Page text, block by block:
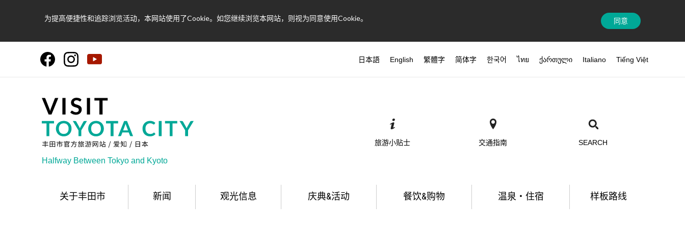
为提高便捷性和追踪浏览活动，本网站使用了Cookie。如您继续浏览本网站，则视为同意使用Cookie。 同意
日本語 English 繁體字 简体字 한국어 ไทย ქართული Italiano Tiếng Việt
Halfway Between Tokyo and Kyoto
旅游小贴士 交通指南 SEARCH
关于丰田市 新闻 观光信息 庆典&活动 餐饮&购物 温泉・住宿 样板路线